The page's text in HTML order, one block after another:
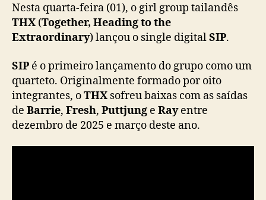
p
i
m
i
r
o
s
i
Nesta quarta-feira (01), o girl group tailandês
THX (Together, Heading to the
Extraordinary) lançou o single digitalSIP.
SIP é o primeiro lançamento do grupo como um
quarteto. Originalmente formado por oito
integrantes, oTHX sofreu baixas com as saídas
de Barrie, Fresh, Puttjung e Rayentre
dezembro de 2025 e março deste ano.